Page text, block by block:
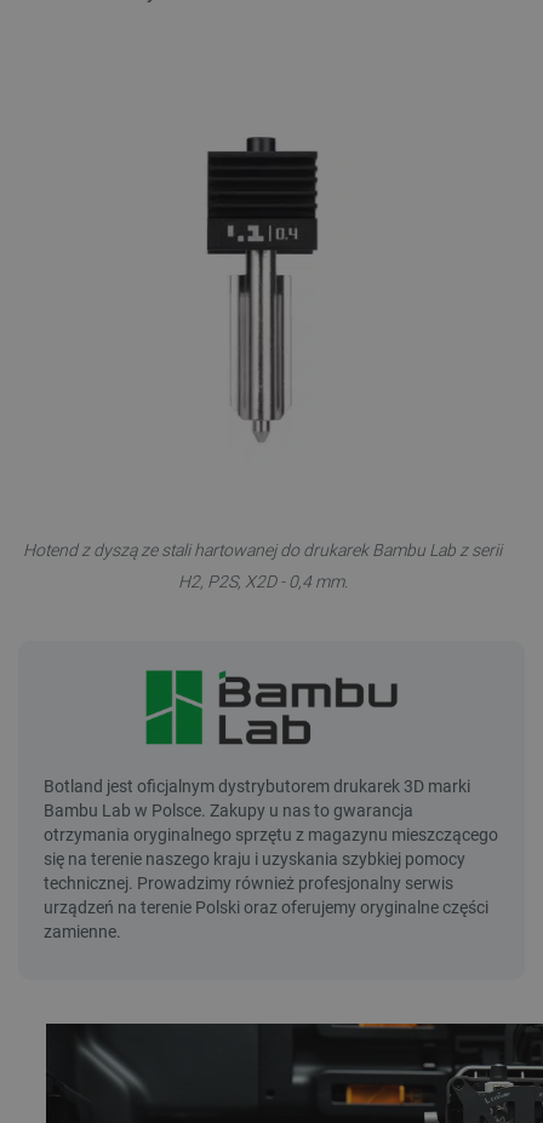
Hotend z dyszą ze stali hartowanej do drukarek Bambu Lab z serii
H2, P2S, X2D - 0,4 mm.